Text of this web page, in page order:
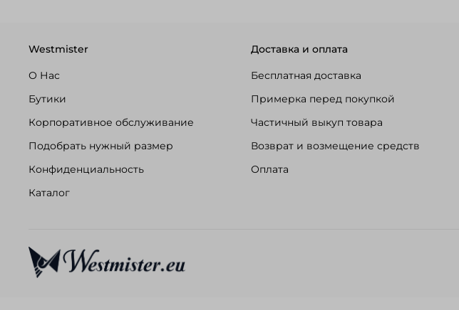
Westmister
О Нас
Бутики
Корпоративное обслуживание
Подобрать нужный размер
Конфиденциальность
Каталог
Доставка и оплата
Бесплатная доставка
Примерка перед покупкой
Частичный выкуп товара
Возврат и возмещение средств
Оплата